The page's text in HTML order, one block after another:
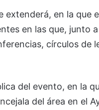
extenderá, en la que
en las que, junto
círculos de
del evento, en la
del área en el